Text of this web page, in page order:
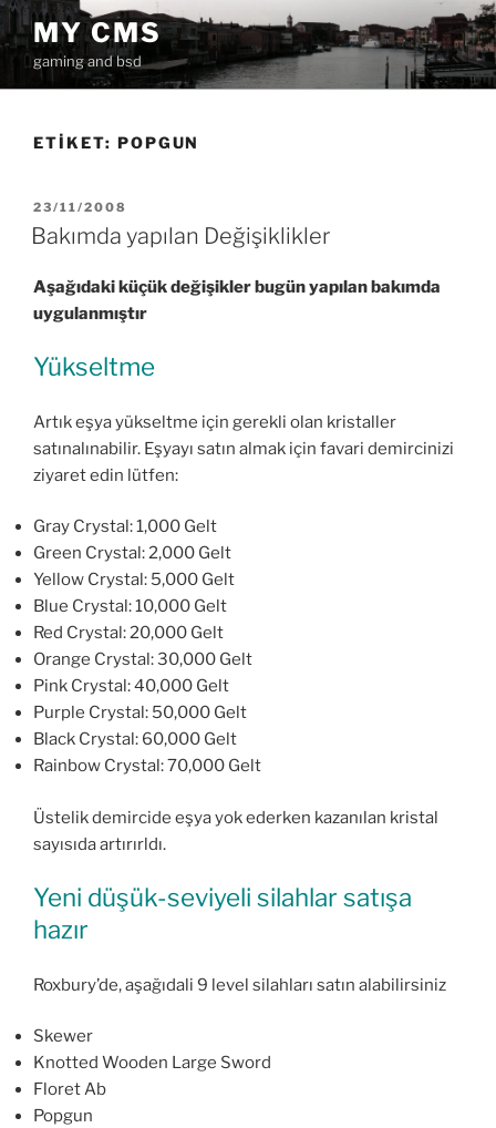
İçeriğe
geç MY CMS
gaming and bsd
ETIKET: POPGUN
YAYIM
TARIHI
23/11/2008
Bakımda yapılan Değişiklikler
Aşağıdaki küçük değişikler bugün yapılan bakımda
uygulanmıştır
Yükseltme
Artık eşya yükseltme için gerekli olan kristaller
satınalınabilir. Eşyayı satın almak için favari demircinizi
ziyaret edin lütfen:
Gray Crystal: 1,000 Gelt
Green Crystal: 2,000 Gelt
Yellow Crystal: 5,000 Gelt
Blue Crystal: 10,000 Gelt
Red Crystal: 20,000 Gelt
Orange Crystal: 30,000 Gelt
Pink Crystal: 40,000 Gelt
Purple Crystal: 50,000 Gelt
Black Crystal: 60,000 Gelt
Rainbow Crystal: 70,000 Gelt
Üstelik demircide eşya yok ederken kazanılan kristal
sayısıda artırırldı.
Yeni düşük-seviyeli silahlar satışa
hazır
Roxbury’de, aşağıdali 9 level silahları satın alabilirsiniz
Skewer
Knotted Wooden Large Sword
Floret Ab
Popgun